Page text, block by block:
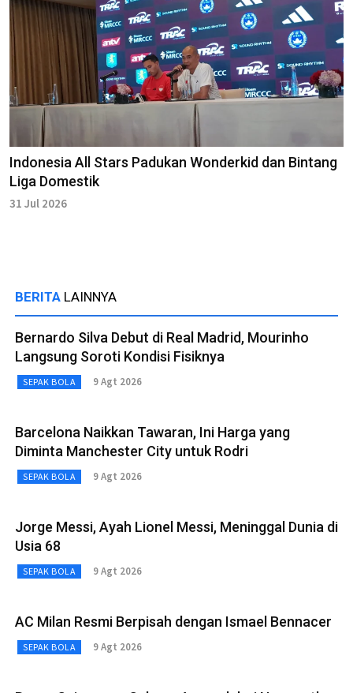
Indonesia All Stars Padukan Wonderkid dan Bintang
Liga Domestik
31 Jul 2026
BERITA LAINNYA
Bernardo Silva Debut di Real Madrid, Mourinho
Langsung Soroti Kondisi Fisiknya
SEPAK BOLA 9 Agt 2026
Barcelona Naikkan Tawaran, Ini Harga yang
Diminta Manchester City untuk Rodri
SEPAK BOLA 9 Agt 2026
Jorge Messi, Ayah Lionel Messi, Meninggal Dunia di
Usia 68
SEPAK BOLA 9 Agt 2026
AC Milan Resmi Berpisah dengan Ismael Bennacer
SEPAK BOLA 9 Agt 2026